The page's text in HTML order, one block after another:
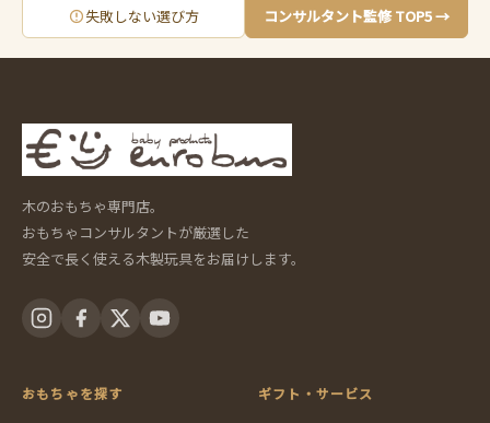
失敗しない選び方 コンサルタント監修 TOP5 →
木のおもちゃ専門店。
おもちゃコンサルタントが厳選した
安全で長く使える木製玩具をお届けします。
おもちゃを探す ギフト・サービス